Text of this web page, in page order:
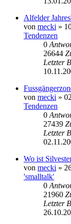
Alfelder
von mecki »
Tendenzen
0
26644
Letzter
von mecki »
Tendenzen
0
27439
Letzter
Wo ist
von mecki »
'smalltalk'
0
21960
Letzter